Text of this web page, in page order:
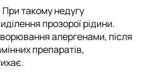
При такому недугу
прозорої рідини.
алергенами, після
препаратів,